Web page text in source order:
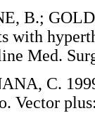
B.;
with
Med.
C.
Vector